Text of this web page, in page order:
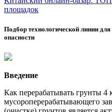
площадок
Подбор технологической линии
опасности
Введение
Как перерабатывать грунты 4
мусороперерабатывающего